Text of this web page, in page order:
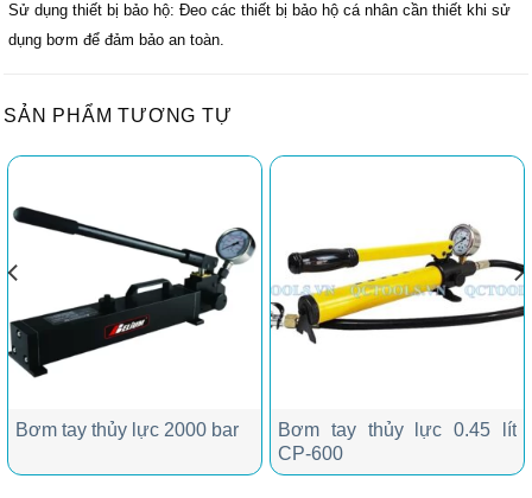
Sử dụng thiết bị bảo hộ: Đeo các thiết bị bảo hộ cá nhân cần thiết khi sử
dụng bơm để đảm bảo an toàn.
SẢN PHẨM TƯƠNG TỰ
Bơm tay thủy lực 2000 bar
Bơm tay thủy lực 0.45 lít
CP-600